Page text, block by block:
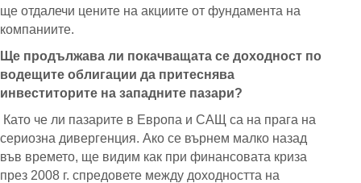
ще отдалечи цените на акциите от фундамента на
компаниите.
Ще продължава ли покачващата се доходност по
водещите облигации да притеснява
инвеститорите на западните пазари?
Като че ли пазарите в Европа и САЩ са на прага на
сериозна дивергенция. Ако се върнем малко назад
във времето, ще видим как при финансовата криза
през 2008 г. спредовете между доходността на